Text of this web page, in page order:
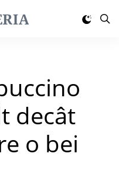
decât
o bei